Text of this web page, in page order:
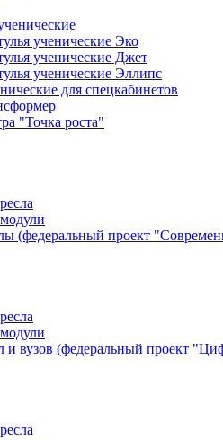
ученические Эко
ученические Джет
ученические Эллипс
для спецкабинетов
"Точка роста"
(федеральный проект
вузов (федеральный проект